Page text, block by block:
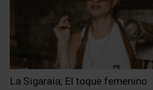
La Sigaraia; El toque femenino